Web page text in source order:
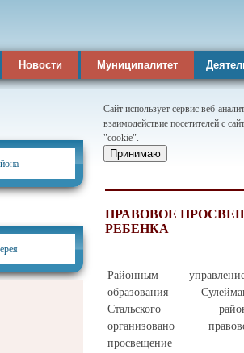
Новости Муниципалитет
Сайт использует сервис веб-
взаимодействие посетителей с
"cookie".
Принимаю
ПРАВОВОЕ
РЕБЕНКА
Районным
образования
Стальского
организовано
просвещение